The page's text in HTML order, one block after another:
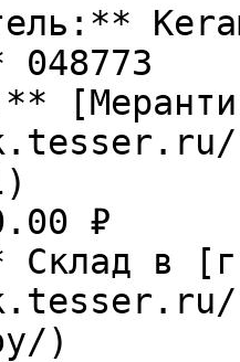
₽
Склад в
)